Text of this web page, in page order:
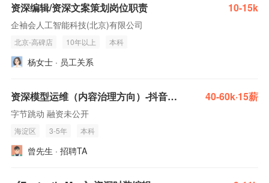
资深编辑/资深文案策划岗位职责 10-15k
企袖会人工智能科技(北京)有限公司
北京-高碑店 10年以上 本科
杨女士 · 员工关系
资深模型运维（内容治理方向）-抖音编辑 - 抖音内容运营 40-60k·15薪
字节跳动 融资未公开
海淀区 3-5年 本科
曾先生 · 招聘TA